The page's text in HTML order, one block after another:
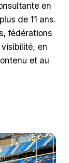
en
de 11 ans.
fédérations
en
et au